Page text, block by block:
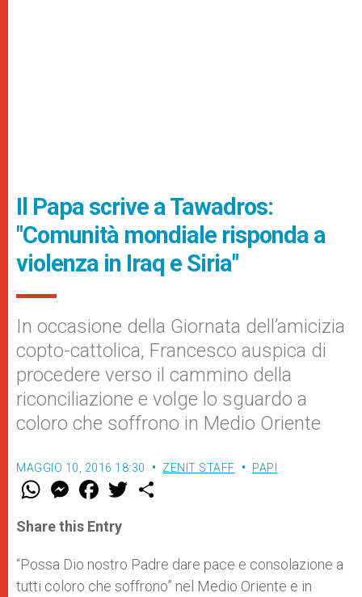
Il Papa scrive a Tawadros:
"Comunità mondiale risponda a
violenza in Iraq e Siria"
In occasione della Giornata dell’amicizia
copto-cattolica, Francesco auspica di
procedere verso il cammino della
riconciliazione e volge lo sguardo a
coloro che soffrono in Medio Oriente
MAGGIO 10, 2016 18:30 ZENIT STAFF PAPI
W
t
s
p
p
M
e
s
e
g
e
r
F
a
e
b
o
k
w
r
Share this Entry
“Possa Dio nostro Padre dare pace e consolazione a
tutti coloro che soffrono” nel Medio Oriente e in